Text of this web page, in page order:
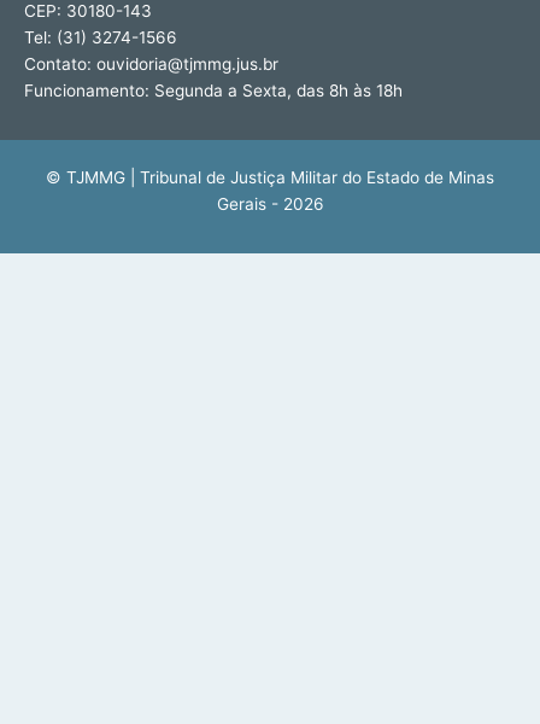
CEP: 30180-143
Tel: (31) 3274-1566
Contato: ouvidoria@tjmmg.jus.br
Funcionamento: Segunda a Sexta, das 8h às 18h
© TJMMG | Tribunal de Justiça Militar do Estado de Minas
Gerais - 2026